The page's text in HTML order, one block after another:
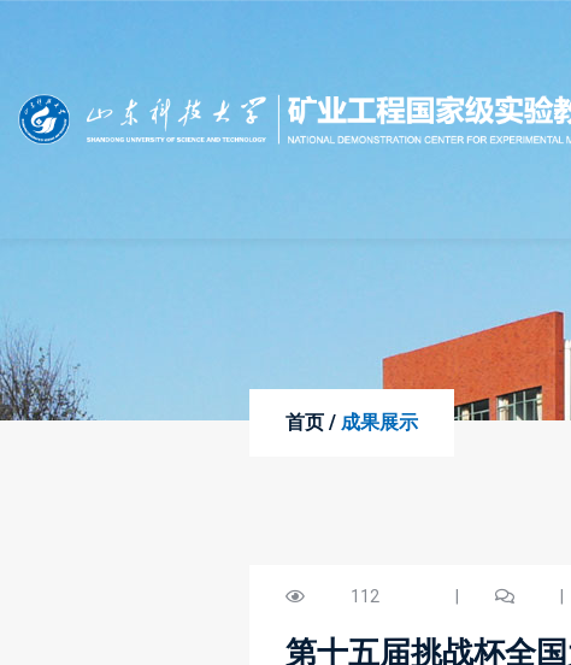
首页 / 成果展示
112
第十五届挑战杯全